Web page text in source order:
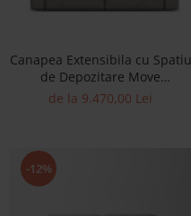
Canapea Extensibila cu Spatiu
de Depozitare Move
Personalizabila 230-320cm Stil
de la 9.470,00 Lei
-12%